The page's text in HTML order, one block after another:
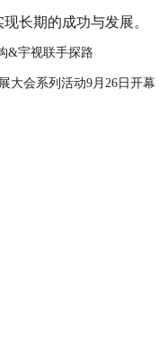
长期的成功与发展。
&宇视联手探路
大会系列活动9月26日开幕